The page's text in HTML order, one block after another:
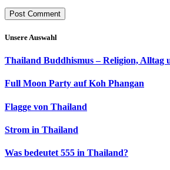
Unsere Auswahl
Thailand Buddhismus – Religion, Alltag
Full Moon Party auf Koh Phangan
Flagge von Thailand
Strom in Thailand
Was bedeutet 555 in Thailand?